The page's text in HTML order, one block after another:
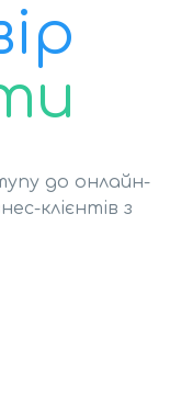
до онлайн-
клієнтів з